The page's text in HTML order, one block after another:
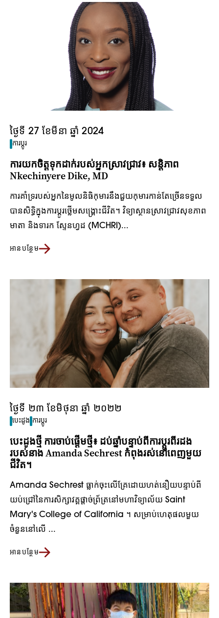
ថ្ងៃទី 27 ខែមីនា ឆ្នាំ 2024
ការប្តូរ
ការយកចិត្តទុកដាក់របស់អ្នកស្រាវជ្រាវ៖ សន្តិភាព
Nkechinyere Dike, MD
ការគាំទ្ររបស់អ្នកនៃមូលនិធិកុមារនឹងជួយកុមារកាន់តែច្រើនទទួល
បានសិទ្ធិក្នុងការប្តូរថ្លើមសង្គ្រោះជីវិត។ វិទ្យាស្ថានស្រាវជ្រាវសុខភាព
មាតា និងទារក ស្ទែនហ្វដ (MCHRI)...
អានបន្ថែម
ថ្ងៃទី ២៣ ខែមិថុនា ឆ្នាំ ២០២២
បេះដូង ការប្តូរ
បេះដូងថ្មី ការចាប់ផ្តើមថ្មី៖ ដប់ឆ្នាំបន្ទាប់ពីការប្តូរពីរដង
របស់នាង Amanda Sechrest កំពុងរស់នៅពេញមួយ
ជីវិត។
Amanda Sechrest ធ្លាក់​ចុះ​លើ​គ្រែ​ដោយ​ហត់នឿយ​បន្ទាប់ពី​
យប់​ជ្រៅ​នៃ​ការ​សិក្សា​វគ្គ​ផ្តាច់ព្រ័ត្រ​នៅ​មហាវិទ្យាល័យ Saint
Mary's College of California ។ សម្រាប់ហេតុផលមួយ
ចំនួននៅលើ ...
អានបន្ថែម